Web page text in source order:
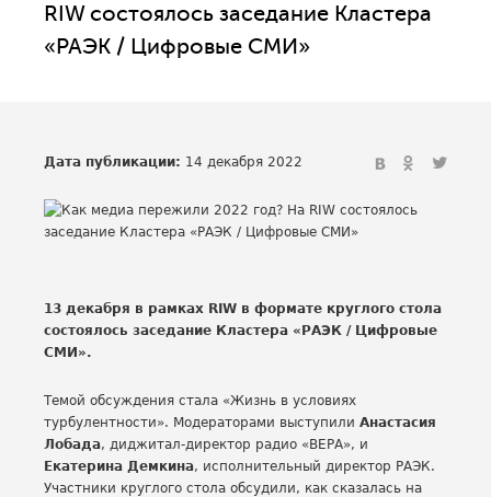
RIW состоялось заседание Кластера
«РАЭК / Цифровые СМИ»
Дата публикации: 14 декабря 2022
13 декабря в рамках RIW в формате круглого стола
состоялось заседание Кластера «РАЭК / Цифровые
СМИ».
Темой обсуждения стала «Жизнь в условиях
турбулентности». Модераторами выступили Анастасия
Лобада, диджитал-директор радио «ВЕРА», и
Екатерина Демкина, исполнительный директор РАЭК.
Участники круглого стола обсудили, как сказалась на